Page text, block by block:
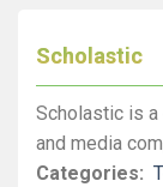
Scholastic
Scholastic is a
and media
Categories: